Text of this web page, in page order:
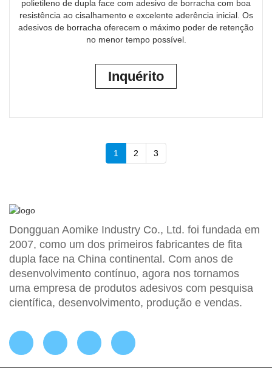
polietileno de dupla face com adesivo de borracha com boa
resistência ao cisalhamento e excelente aderência inicial. Os
adesivos de borracha oferecem o máximo poder de retenção
no menor tempo possível.
Inquérito
1 2 3
Dongguan Aomike Industry Co., Ltd. foi fundada em
2007, como um dos primeiros fabricantes de fita
dupla face na China continental. Com anos de
desenvolvimento contínuo, agora nos tornamos
uma empresa de produtos adesivos com pesquisa
científica, desenvolvimento, produção e vendas.